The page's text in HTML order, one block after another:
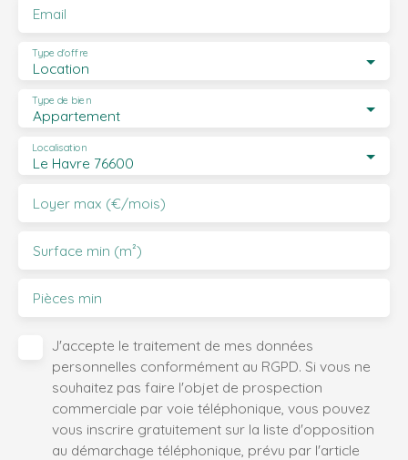
Email
Location
Type d'offre
Appartement
Type de bien
Le Havre 76600
Localisation
Loyer max (€/mois)
Surface min (m²)
Pièces min
J'accepte le traitement de mes données
personnelles conformément au RGPD. Si vous ne
souhaitez pas faire l'objet de prospection
commerciale par voie téléphonique, vous pouvez
vous inscrire gratuitement sur la liste d'opposition
au démarchage téléphonique, prévu par l'article